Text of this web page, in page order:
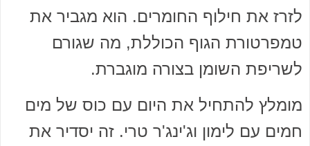
לזרז את חילוף החומרים. הוא מגביר את
טמפרטורת הגוף הכוללת, מה שגורם
לשריפת השומן בצורה מוגברת.
מומלץ להתחיל את היום עם כוס של מים
חמים עם לימון וג'ינג'ר טרי. זה יסדיר את